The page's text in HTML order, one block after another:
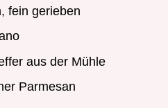
fein gerieben
aus der Mühle
Parmesan